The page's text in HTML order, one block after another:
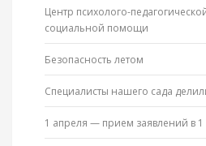
Центр психолого-
социальной помощи
Безопасность летом
Специалисты нашего сада
1 апреля — прием заявлений в 1